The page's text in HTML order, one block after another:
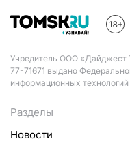
Учредитель ООО
77-71671 выдано
информационных
Разделы
Новости